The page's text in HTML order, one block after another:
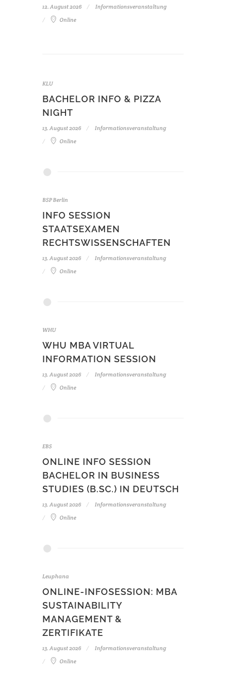
12. August 2026
Informationsveranstaltung
Online
KLU
BACHELOR INFO & PIZZA
NIGHT
13. August 2026
Informationsveranstaltung
Online
BSP Berlin
INFO SESSION
STAATSEXAMEN
RECHTSWISSENSCHAFTEN
13. August 2026
Informationsveranstaltung
Online
WHU
WHU MBA VIRTUAL
INFORMATION SESSION
13. August 2026
Informationsveranstaltung
Online
EBS
ONLINE INFO SESSION
BACHELOR IN BUSINESS
STUDIES (B.SC.) IN DEUTSCH
13. August 2026
Informationsveranstaltung
Online
Leuphana
ONLINE-INFOSESSION: MBA
SUSTAINABILITY
MANAGEMENT &
ZERTIFIKATE
13. August 2026
Informationsveranstaltung
Online